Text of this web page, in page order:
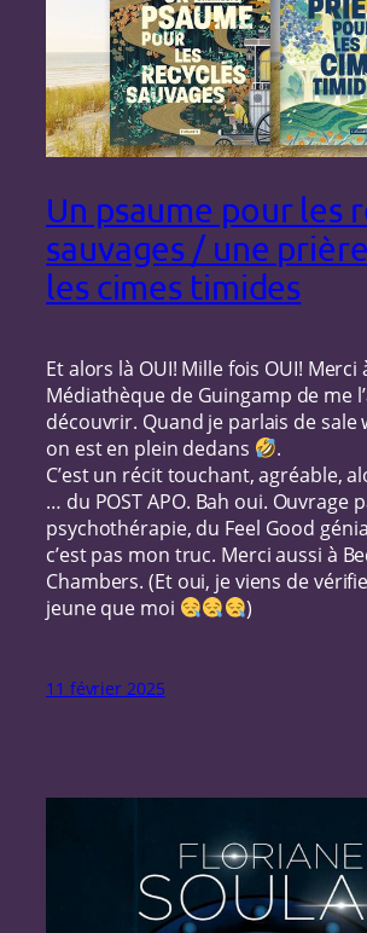
Un psaume pour les
sauvages / une
les cimes timides
Et alors là OUI! Mille fois OUI! Merci
Médiathèque de Guingamp de me
découvrir. Quand je parlais de sale
on est en plein dedans
.
C’est un récit touchant, agréable,
… du POST APO. Bah oui. Ouvrage
psychothérapie, du Feel Good
c’est pas mon truc. Merci aussi à
Chambers. (Et oui, je viens de
jeune que moi
)
11 février 2025